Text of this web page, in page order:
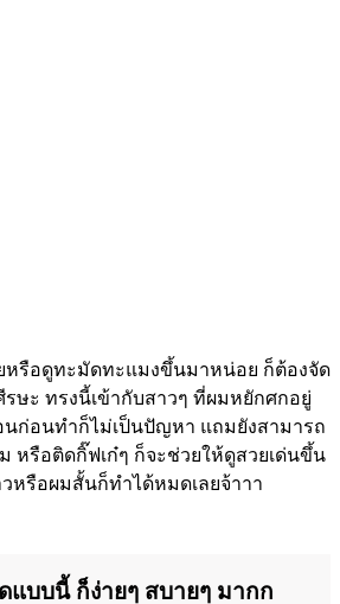
หรือดูทะมัดทะแมงขึ้นมาหน่อย ก็ต้องจัด
รษะ ทรงนี้เข้ากับสาวๆ ที่ผมหยักศกอยู่
นก่อนทำก็ไม่เป็นปัญหา แถมยังสามารถ
หรือติดกิ๊ฟเก๋ๆ ก็จะช่วยให้ดูสวยเด่นขึ้น
หรือผมสั้นก็ทำได้หมดเลยจ้าาา
แบบนี้ ก็ง่ายๆ สบายๆ มากก